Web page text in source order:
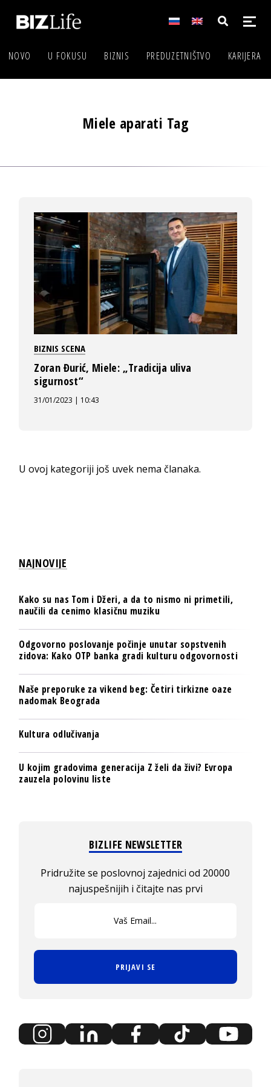
NOVO U FOKUSU BIZNIS PREDUZETNIŠTVO KARIJERA
Miele aparati Tag
BIZNIS SCENA
Zoran Đurić, Miele: „Tradicija uliva
sigurnost“
31/01/2023 | 10:43
U ovoj kategoriji još uvek nema članaka.
NAJNOVIJE
Kako su nas Tom i Džeri, a da to nismo ni primetili,
naučili da cenimo klasičnu muziku
Odgovorno poslovanje počinje unutar sopstvenih
zidova: Kako OTP banka gradi kulturu odgovornosti
Naše preporuke za vikend beg: Četiri tirkizne oaze
nadomak Beograda
Kultura odlučivanja
U kojim gradovima generacija Z želi da živi? Evropa
zauzela polovinu liste
BIZLIFE NEWSLETTER
Pridružite se poslovnoj zajednici od 20000
najuspešnijih i čitajte nas prvi
PRIJAVI SE